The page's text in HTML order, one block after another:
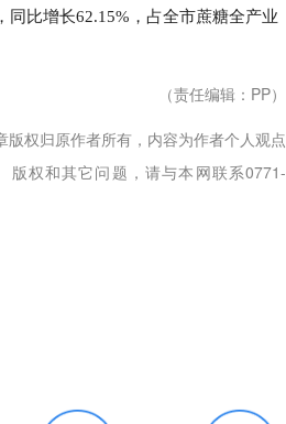
比增长62.15%，占全市蔗糖全产业
（责任编辑：PP）
权归原作者所有，内容为作者个人观点
版权和其它问题，请与本网联系0771-